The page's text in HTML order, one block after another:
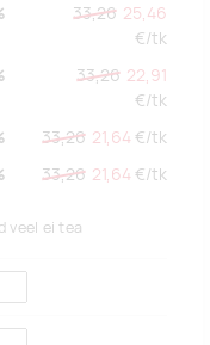
33,26 25,46
€/tk
33,26 22,91
€/tk
33,26 21,64 €/tk
33,26 21,64 €/tk
veel ei tea